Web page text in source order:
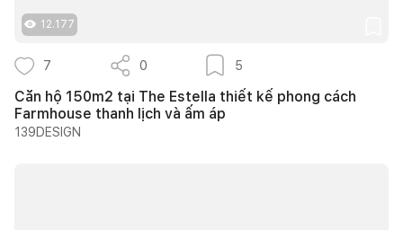
12.177
7 0 5
Căn hộ 150m2 tại The Estella thiết kế phong cách
Farmhouse thanh lịch và ấm áp
139DESIGN